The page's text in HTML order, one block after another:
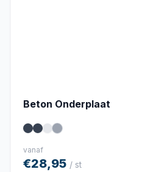
Beton Onderplaat
vanaf
€28,95 / st